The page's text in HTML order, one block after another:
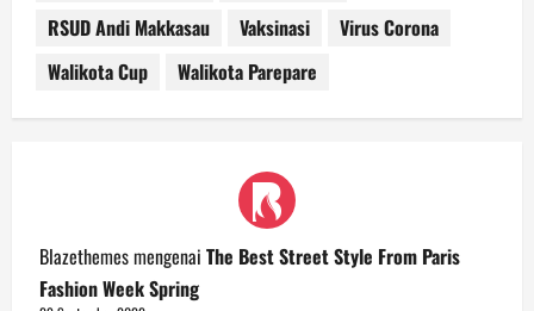
RSUD Andi Makkasau
Vaksinasi
Virus Corona
Walikota Cup
Walikota Parepare
Blazethemesmengenai The Best Street Style From Paris
Fashion Week Spring